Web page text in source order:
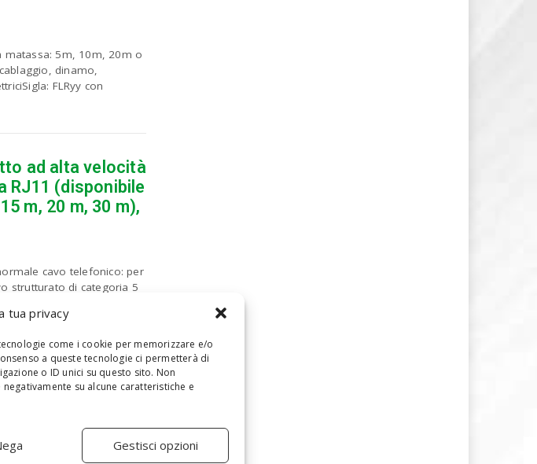
tua privacy
come i cookie per memorizzare e/o
a queste tecnologie ci permetterà di
o ID unici su questo sito. Non
su alcune caratteristiche e
Gestisci opzioni
matassa: 5m, 10m, 20m o
dinamo,
FLRyy con
ad alta velocità
RJ11 (disponibile
m, 20 m, 30 m),
cavo telefonico: per
strutturato di categoria 5
prolunga per
BT maschio a
3 m, 5 m,